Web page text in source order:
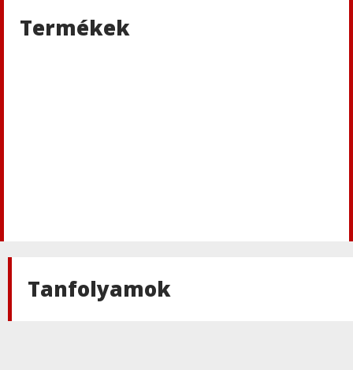
Termékek
Tanfolyamok